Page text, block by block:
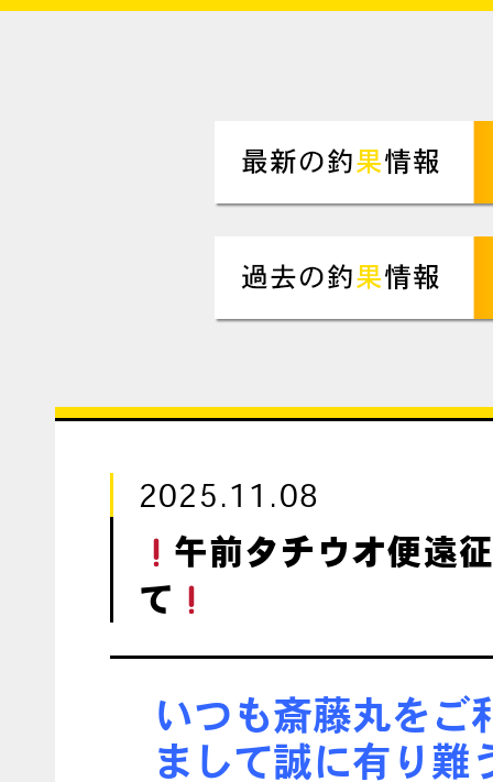
2025.11.08
午前タチウオ便遠
て
いつも斎藤丸をご
まして誠に有り難